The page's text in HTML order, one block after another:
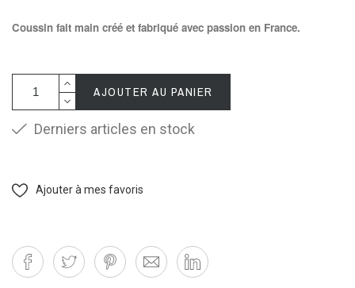
Coussin fait main créé et fabriqué avec passion en France.
AJOUTER AU PANIER
Derniers articles en stock
Ajouter à mes favoris